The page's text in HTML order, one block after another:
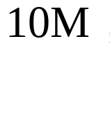
10M